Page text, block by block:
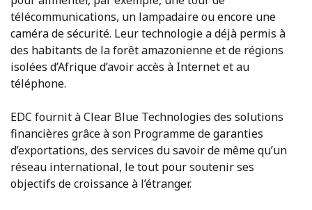
télécommunications, un lampadaire ou encore une
caméra de sécurité. Leur technologie a déjà permis à
des habitants de la forêt amazonienne et de régions
isolées d’Afrique d’avoir accès à Internet et au
téléphone.
EDC fournit à Clear Blue Technologies des solutions
financières grâce à son Programme de garanties
d’exportations, des services du savoir de même qu’un
réseau international, le tout pour soutenir ses
objectifs de croissance à l’étranger.